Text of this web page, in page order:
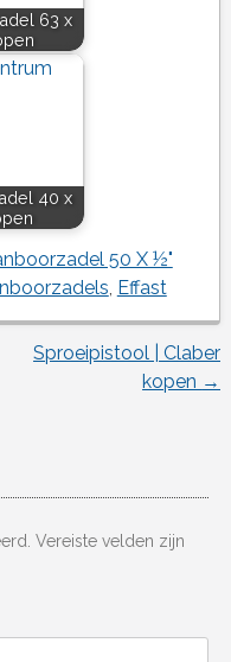
63 x
40 x
50 X ½"
Effast
Sproeipistool | Claber
kopen →
Vereiste velden zijn